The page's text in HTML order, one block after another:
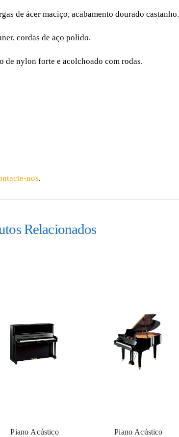
de ácer maciço, acabamento dourado castanho.
cordas de aço polido.
de nylon forte e acolchoado com rodas.
nos.
Relacionados
Piano Acústico
Piano Acústico